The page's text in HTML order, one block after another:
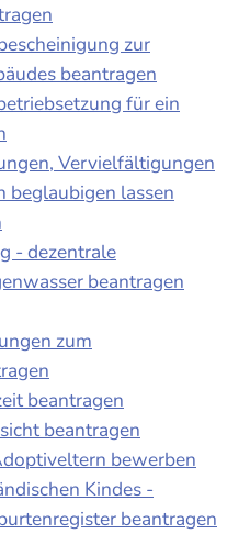
zur
beantragen
für ein
Vervielfältigungen
beglaubigen lassen
- dezentrale
beantragen
zum
beantragen
beantragen
bewerben
Kindes -
beantragen